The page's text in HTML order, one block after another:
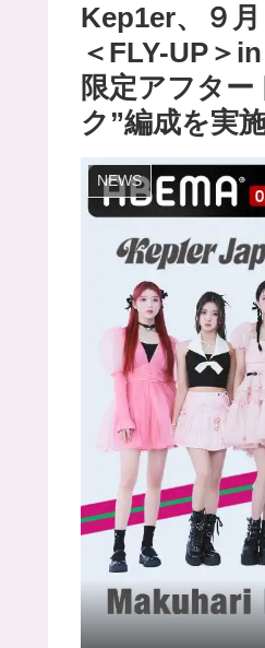
Kep1er、９
＜FLY-UP＞
限定アフタ
ク”編成を実
NEWS